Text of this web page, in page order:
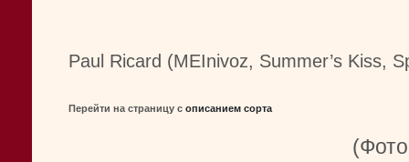
Paul Ricard (MEInivoz, Summer’s Kiss,
Перейти на страницу с описанием сорта